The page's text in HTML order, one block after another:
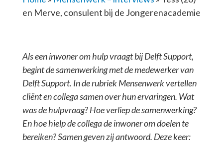
en Merve, consulent bij de Jongerenacademie
Als een inwoner om hulp vraagt bij Delft Support,
begint de samenwerking met de medewerker van
Delft Support. In de rubriek Mensenwerk vertellen
cliënt en collega samen over hun ervaringen. Wat
was de hulpvraag? Hoe verliep de samenwerking?
En hoe hielp de collega de inwoner om doelen te
bereiken? Samen geven zij antwoord. Deze keer: